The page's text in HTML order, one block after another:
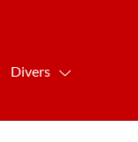
Divers